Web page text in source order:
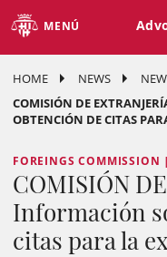
MENÚ
HOME NEWS
COMISIÓN DE
OBTENCIÓN DE CITAS
FOREINGS
COMISIÓN
Información
citas para la